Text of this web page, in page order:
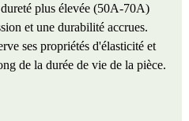
plus élevée (50A-70A)
et une durabilité accrues.
ses propriétés d'élasticité et
de la durée de vie de la pièce.